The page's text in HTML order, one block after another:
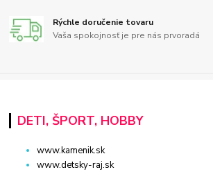
Rýchle doručenie tovaru
Vaša spokojnosť je pre nás prvoradá
DETI, ŠPORT, HOBBY
www.kamenik.sk
www.detsky-raj.sk